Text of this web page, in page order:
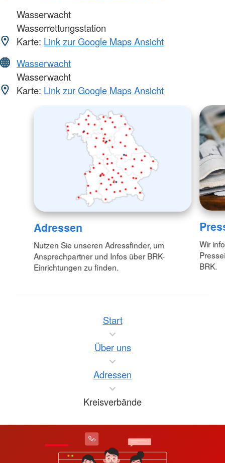
Wasserwacht
Wasserrettungsstation
Karte: Link zur Google Maps Ansicht
Wasserwacht
Wasserwacht
Karte: Link zur Google Maps Ansicht
Adressen
Nutzen Sie unseren Adressfinder, um
Ansprechpartner und Infos über BRK-
Einrichtungen zu finden.
Wir
BRK.
Start
Über uns
Adressen
Kreisverbände